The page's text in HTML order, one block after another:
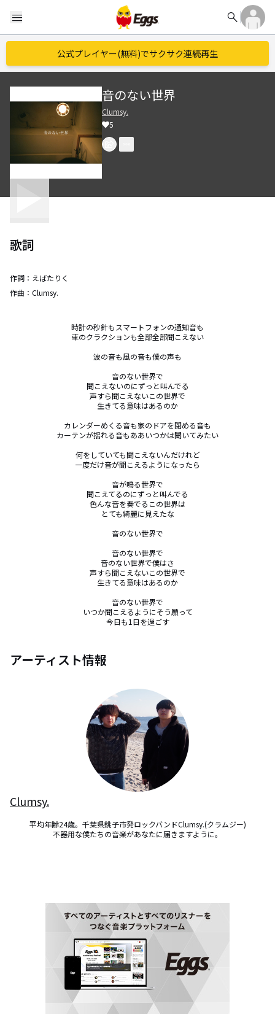
menu search
公式プレイヤー(無料)でサクサク連続再生
音のない世界
Clumsy.
5
歌詞
作詞： えばたりく
作曲： Clumsy.
時計の秒針もスマートフォンの通知音も
車のクラクションも全部全部聞こえない
波の音も風の音も僕の声も
音のない世界で
聞こえないのにずっと叫んでる
声すら聞こえないこの世界で
生きてる意味はあるのか
カレンダーめくる音も家のドアを閉める音も
カーテンが揺れる音もああいつかは聞いてみたい
何をしていても聞こえないんだけれど
一度だけ音が聞こえるようになったら
音が鳴る世界で
聞こえてるのにずっと叫んでる
色んな音を奏でるこの世界は
とても綺麗に見えたな
音のない世界で
音のない世界で
音のない世界で僕はさ
声すら聞こえないこの世界で
生きてる意味はあるのか
音のない世界で
いつか聞こえるようにそう願って
今日も1日を過ごす
アーティスト情報
Clumsy.
平均年齢24歳。千葉県銚子市発ロックバンドClumsy.(クラムジー)
不器用な僕たちの音楽があなたに届きますように。